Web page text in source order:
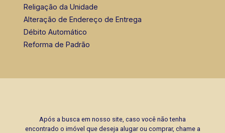
Corretor(a) Online
Religação da Unidade
Alteração de Endereço de Entrega
Débito Automático
Reforma de Padrão
Após a busca em nosso site, caso você não tenha
encontrado o imóvel que deseja alugar ou comprar, chame a